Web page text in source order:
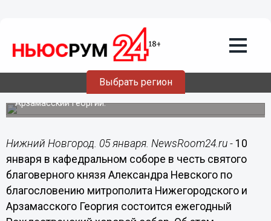
Выбрать регион
05.01.201614:50
Ежегодный Рождественский хоровой
собор пройдет в Нижнем Новгороде
Возглавит собор митрополит Нижегородский и
Арзамасский Георгий.
Нижний Новгород. 05 января. NewsRoom24.ru - 10
января в кафедральном соборе в честь святого
благоверного князя Александра Невского по
благословению митрополита Нижегородского и
Арзамасского Георгия состоится ежегодный